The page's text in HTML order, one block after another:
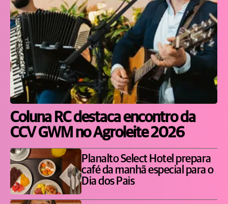
Coluna RC destaca encontro da
CCV GWM no Agroleite 2026
Planalto Select Hotel prepara
café da manhã especial para o
Dia dos Pais